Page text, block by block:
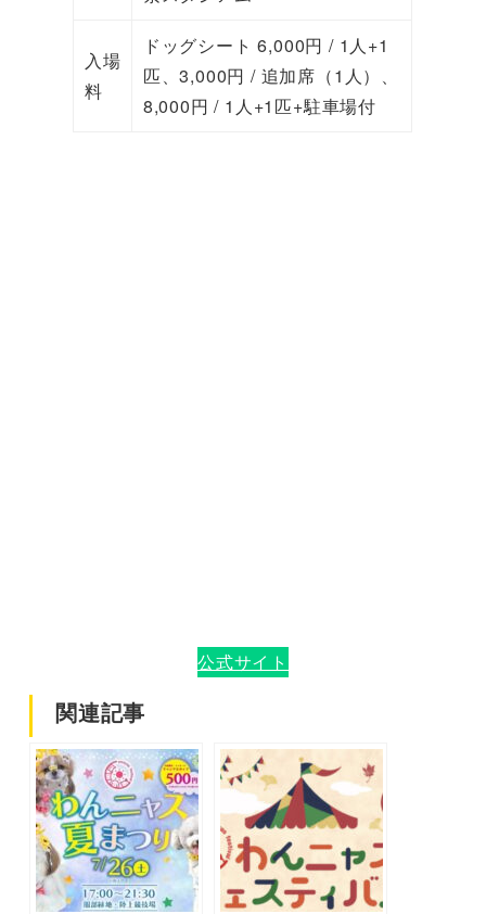
入場
料
ドッグシート 6,000円 / 1人+1
匹、3,000円 / 追加席（1人）、
8,000円 / 1人+1匹+駐車場付
公式サイト
関連記事